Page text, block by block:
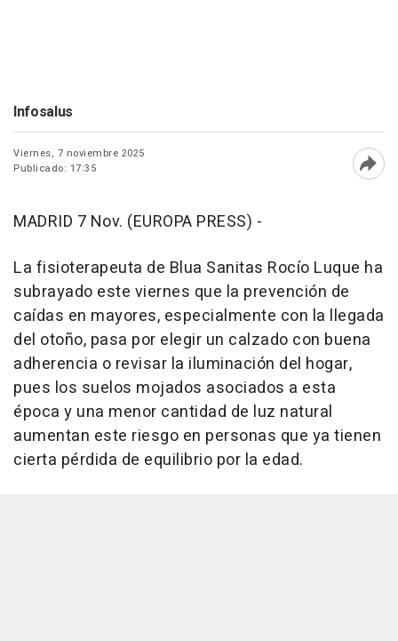
Infosalus
Viernes, 7 noviembre 2025
Publicado: 17:35
MADRID 7 Nov. (EUROPA PRESS) -
La fisioterapeuta de Blua Sanitas Rocío Luque ha
subrayado este viernes que la prevención de
caídas en mayores, especialmente con la llegada
del otoño, pasa por elegir un calzado con buena
adherencia o revisar la iluminación del hogar,
pues los suelos mojados asociados a esta
época y una menor cantidad de luz natural
aumentan este riesgo en personas que ya tienen
cierta pérdida de equilibrio por la edad.